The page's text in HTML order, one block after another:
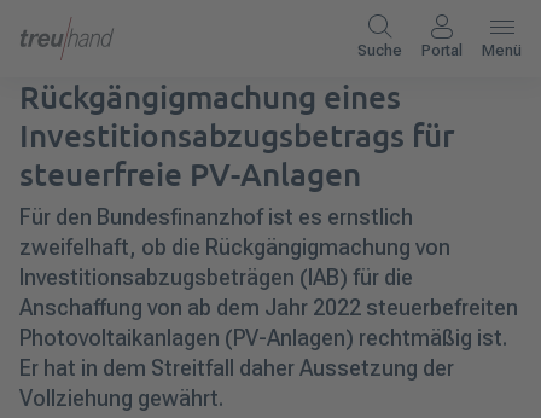
Suche Portal Menü
Rückgängigmachung eines
Investitionsabzugsbetrags für
steuerfreie PV-Anlagen
Für den Bundesfinanzhof ist es ernstlich
zweifelhaft, ob die Rückgängigmachung von
Investitionsabzugsbeträgen (IAB) für die
Anschaffung von ab dem Jahr 2022 steuerbefreiten
Photovoltaikanlagen (PV-Anlagen) rechtmäßig ist.
Er hat in dem Streitfall daher Aussetzung der
Vollziehung gewährt.